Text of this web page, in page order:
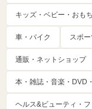
キッズ・ベビー・おも
車・バイク スポ
通販・ネットショップ
本・雑誌・音楽・DVD
ヘルス&ビューティ・